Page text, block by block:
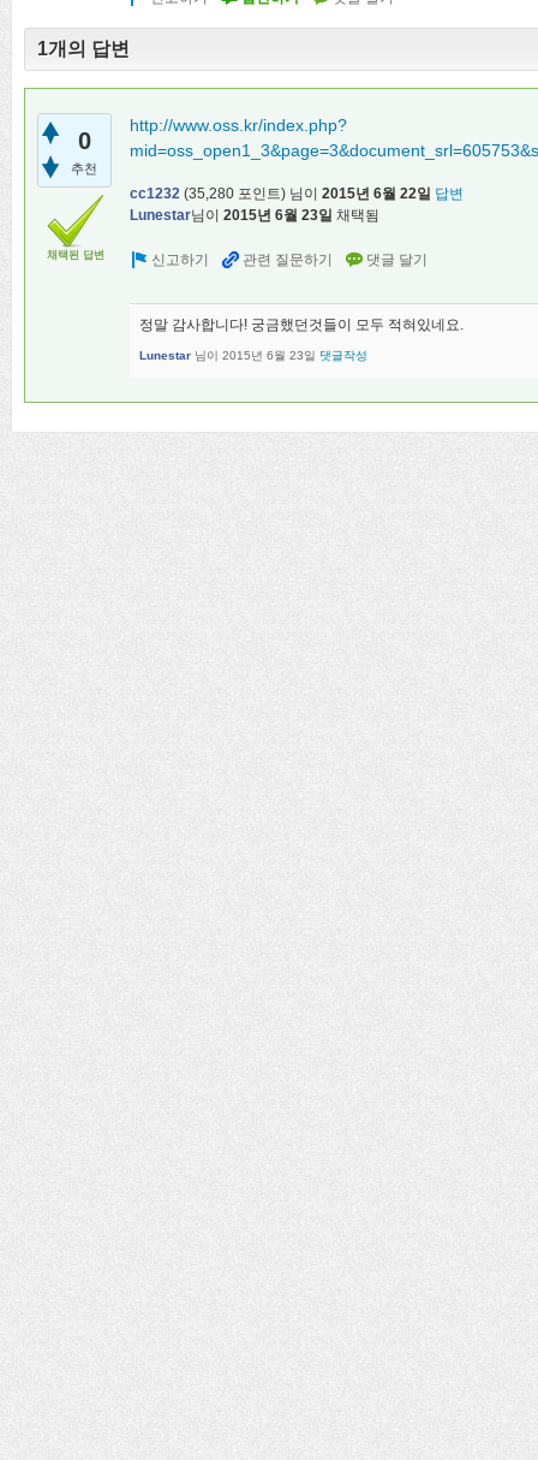
1개의 답변
0
추천
채택된 답변
http://www.oss.kr/index.php?
cc1232 (35,280 포인트) 님이 2015년 6월 22일 답변
Lunestar님이 2015년 6월 23일 채택됨
정말 감사합니다! 궁금했던것들이 모두 적혀있네요.
Lunestar 님이 2015년 6월 23일 댓글작성